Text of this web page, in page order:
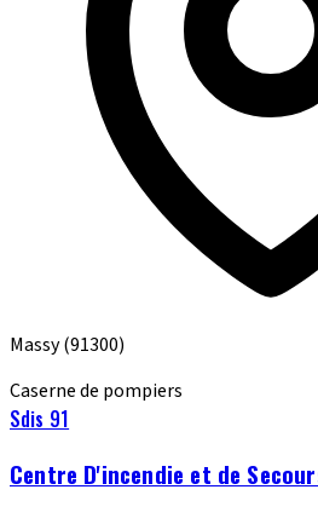
Massy(91300)
Caserne de pompiers
Sdis 91
Centre D'incendie et de